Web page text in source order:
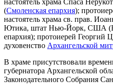
(Смоленская епархия);
настоятель храма св. прав.
Ютика, штат Нью-Йорк, США
епархия); протоиерей Георгий
духовенство Архангельской
В храме присутствовали
губернатора Архангельской
Законодательного Собрания